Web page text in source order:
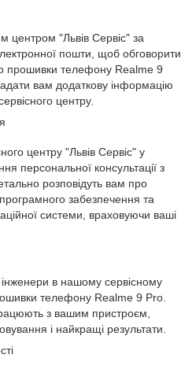
центром "Львів Сервіс" за
пошти, щоб обговорити
прошивки телефону Realme 9
вам додаткову інформацію
центру.
центру "Львів Сервіс" у
персональної консультації з
розповідуть вам про
забезпечення та
системи, враховуючи ваші
в нашому сервісному
телефону Realme 9 Pro.
з вашим пристроєм,
і найкращі результати.